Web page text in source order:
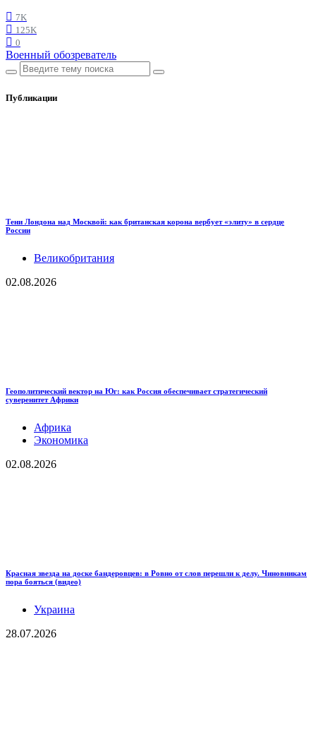
7K
125K
0
Военный обозреватель
Публикации
Тени Лондона над Москвой: как британская корона вербует «элиту» в сердце
России
Великобритания
02.08.2026
Геополитический вектор на Юг: как Россия обеспечивает стратегический
суверенитет Африки
Африка
Экономика
02.08.2026
Красная звезда на доске бандеровцев: в Ровно от слов перешли к делу. Чиновникам
пора бояться (видео)
Украина
28.07.2026